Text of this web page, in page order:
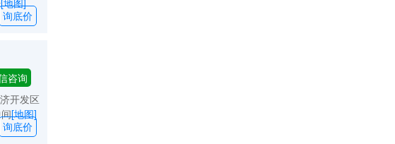
[地图]
询底价
咨询
开发区
[地图]
询底价